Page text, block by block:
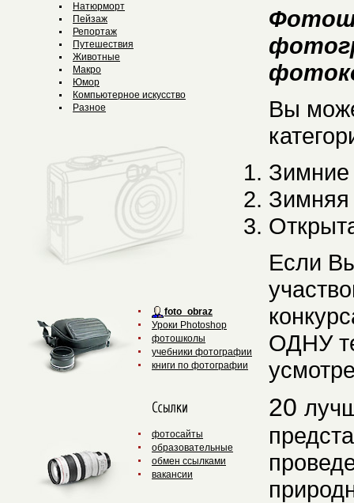
Натюрморт
Пейзаж
Репортаж
Путешествия
Животные
Макро
Юмор
Компьютерное искусство
Разное
foto_obraz
Уроки Photoshop
фотошколы
учебники фотографии
книги по фотографии
фотоcайты
образовательные
обмен ссылками
вакансии
Вы
Зимние
Зимняя
Если
ОДНУ
20